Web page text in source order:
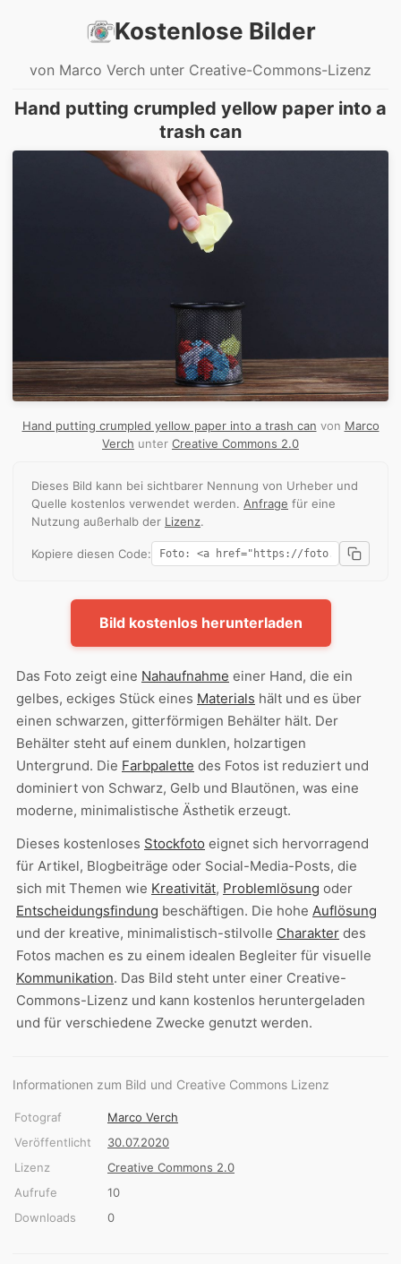
Kostenlose Bilder
von Marco Verch unter Creative-Commons-Lizenz
Hand putting crumpled yellow paper into a
trash can
Hand putting crumpled yellow paper into a trash can von Marco
Verch unter Creative Commons 2.0
Dieses Bild kann bei sichtbarer Nennung von Urheber und
Quelle kostenlos verwendet werden. Anfrage für eine
Nutzung außerhalb der Lizenz.
Kopiere diesen Code:
Bild kostenlos herunterladen
Das Foto zeigt eine Nahaufnahme einer Hand, die ein
gelbes, eckiges Stück eines Materials hält und es über
einen schwarzen, gitterförmigen Behälter hält. Der
Behälter steht auf einem dunklen, holzartigen
Untergrund. Die Farbpalette des Fotos ist reduziert und
dominiert von Schwarz, Gelb und Blautönen, was eine
moderne, minimalistische Ästhetik erzeugt.
Dieses kostenloses Stockfoto eignet sich hervorragend
für Artikel, Blogbeiträge oder Social-Media-Posts, die
sich mit Themen wie Kreativität, Problemlösung oder
Entscheidungsfindung beschäftigen. Die hohe Auflösung
und der kreative, minimalistisch-stilvolle Charakter des
Fotos machen es zu einem idealen Begleiter für visuelle
Kommunikation. Das Bild steht unter einer Creative-
Commons-Lizenz und kann kostenlos heruntergeladen
und für verschiedene Zwecke genutzt werden.
Informationen zum Bild und Creative Commons Lizenz
Fotograf
Marco Verch
Veröffentlicht
30.07.2020
Lizenz
Creative Commons 2.0
Aufrufe
10
Downloads
0